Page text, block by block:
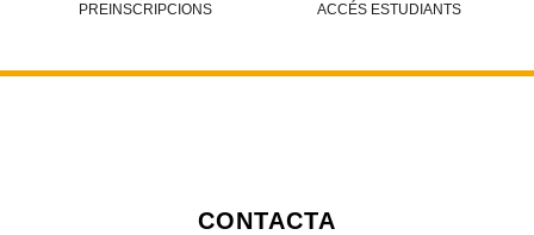
PREINSCRIPCIONS ACCÉS ESTUDIANTS
CONTACTA